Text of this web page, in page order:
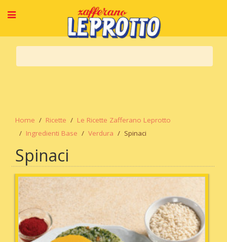
Home Ricette
Le Ricette Zafferano Leprotto
Ingredienti Base
Verdura Spinaci
Spinaci